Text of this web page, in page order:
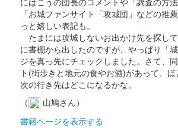
秋の七草のイラストを使用した御城印。小
小幡城 御城印 信長馬上サミット
小幡城 御城印
販売終了
「お城ファンサイト「攻城団」などの推
っと嬉しい表記も。
たまには攻城しないお出かけ先を探し
に書棚から出したのですが、やっぱり「
ジを真っ先にチェックしました。さて、
ト(街歩きと地元の食やお酒)があって、
次の行き先はどこになるかな。
（
山鳩さん）
書籍ページを表示する